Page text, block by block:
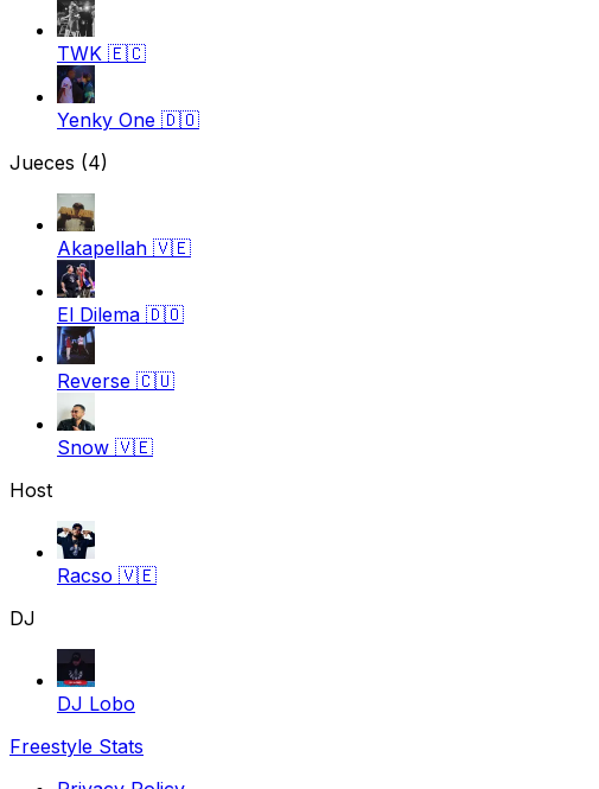
TWK 🇪🇨
Yenky One 🇩🇴
Jueces (4)
Akapellah 🇻🇪
El Dilema 🇩🇴
Reverse 🇨🇺
Snow 🇻🇪
Host
Racso 🇻🇪
DJ
DJ Lobo
Freestyle Stats